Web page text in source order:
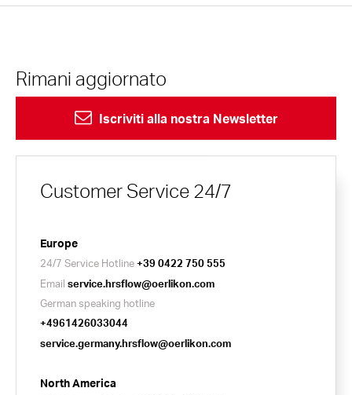
Rimani aggiornato
Iscriviti alla nostra Newsletter
Customer Service 24/7
Europe
24/7 Service Hotline+39 0422 750 555
Email service.hrsflow@oerlikon.com
German speaking hotline
+4961426033044
service.germany.hrsflow@oerlikon.com
North America